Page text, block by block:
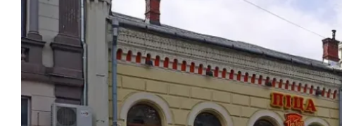
НОВИНИ ЗАХІДНОЇ УКРАЇНИ
ФОТО